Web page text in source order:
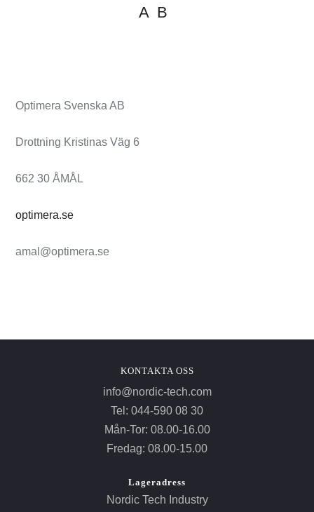
AB
Optimera Svenska AB
Drottning Kristinas Väg 6
662 30 ÅMÅL
optimera.se
amal@optimera.se
KONTAKTA OSS
info@nordic-tech.com
Tel: 044-590 08 30
Mån-Tor: 08.00-16.00
Fredag: 08.00-15.00
Lageradress
Nordic Tech Industry